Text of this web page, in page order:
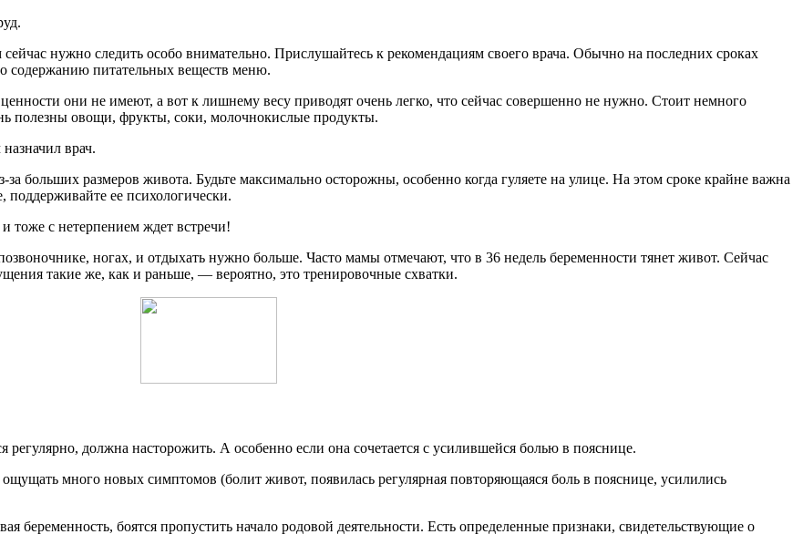
нужно следить особо внимательно. Прислушайтесь к рекомендациям своего врача. Обычно на последних сроках
содержанию питательных веществ меню.
они не имеют, а вот к лишнему весу приводят очень легко, что сейчас совершенно не нужно. Стоит немного
полезны овощи, фрукты, соки, молочнокислые продукты.
врач.
больших размеров живота. Будьте максимально осторожны, особенно когда гуляете на улице. На этом сроке крайне важна
ее психологически.
тоже с нетерпением ждет встречи!
ногах, и отдыхать нужно больше. Часто мамы отмечают, что в 36 недель беременности тянет живот. Сейчас
такие же, как и раньше, — вероятно, это тренировочные схватки.
регулярно, должна насторожить. А особенно если она сочетается с усилившейся болью в пояснице.
много новых симптомов (болит живот, появилась регулярная повторяющаяся боль в пояснице, усилились
беременность, боятся пропустить начало родовой деятельности. Есть определенные признаки, свидетельствующие о